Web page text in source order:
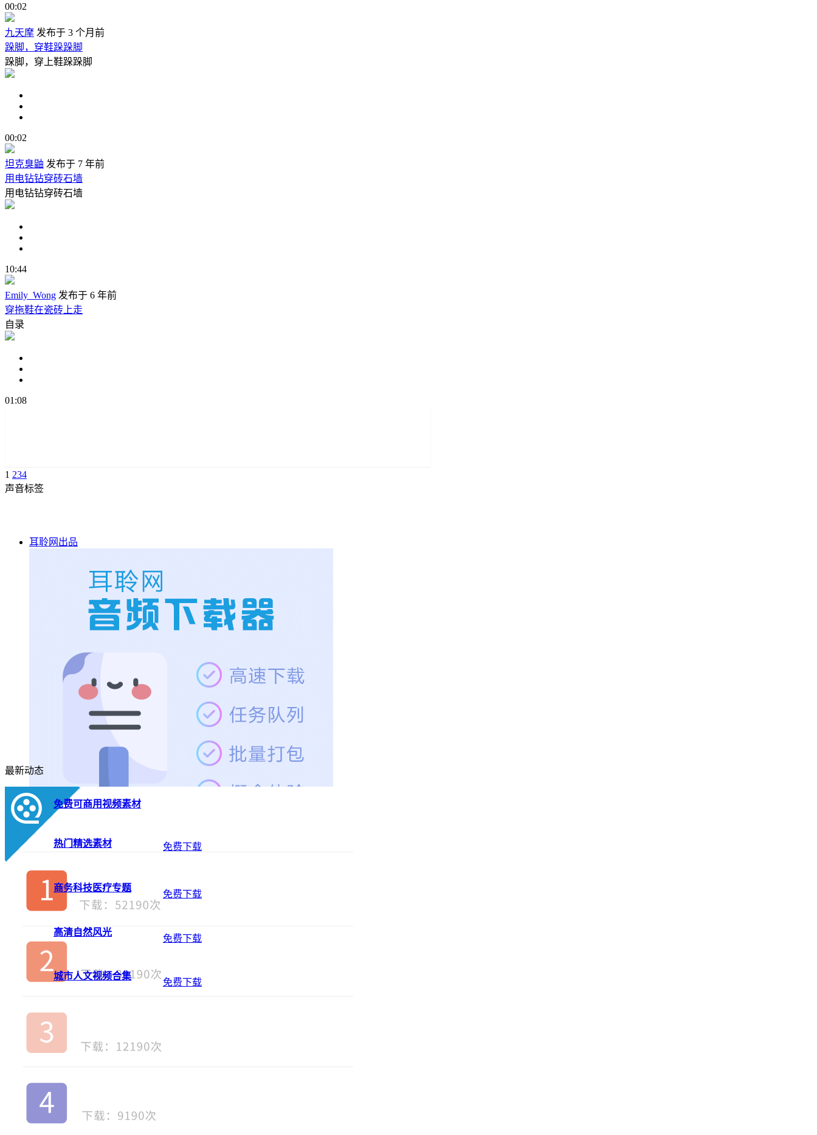
00:02
九天摩 发布于 3 个月前
跺脚，穿鞋跺跺脚
跺脚，穿上鞋跺跺脚
00:02
坦克臭鼬 发布于 7 年前
用电钻钻穿砖石墙
用电钻钻穿砖石墙
10:44
Emily_Wong 发布于 6 年前
穿拖鞋在瓷砖上走
自录
01:08
1 234
声音标签
耳聆网出品
最新动态
免费可商用视频素材
热门精选素材
商务科技医疗专题
高清自然风光
城市人文视频合集
免费下载
免费下载
免费下载
免费下载